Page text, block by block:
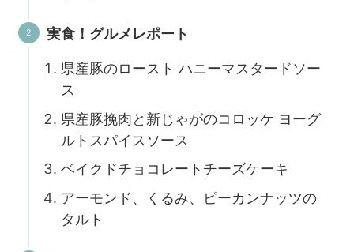
実食！グルメレポート
県産豚のロースト ハニーマスタードソー
ス
県産豚挽肉と新じゃがのコロッケ ヨーグ
ルトスパイスソース
ベイクドチョコレートチーズケーキ
アーモンド、くるみ、ピーカンナッツの
タルト